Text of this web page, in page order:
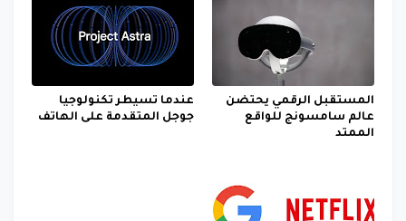
المستقبل الرقمي يحتضن
عالم سامسونج للواقع
الممتد
عندما تسيطر تكنولوجيا
جوجل المتقدمة على الهاتف